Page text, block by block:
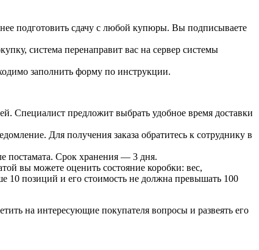
подготовить сдачу с любой купюры. Вы подписываете
система перенаправит вас на сервер системы
заполнить форму по инструкции.
Специалист предложит выбрать удобное время доставки
Для получения заказа обратитесь к сотруднику в
постамата. Срок хранения — 3 дня.
вы можете оценить состояние коробки: вес,
10 позиций и его стоимость не должна превышать 100
на интересующие покупателя вопросы и развеять его